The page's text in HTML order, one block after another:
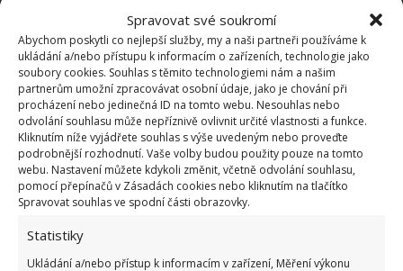
Spravovat své soukromí
Abychom poskytli co nejlepší služby, my a naši partneři používáme k
ukládání a/nebo přístupu k informacím o zařízeních, technologie jako
soubory cookies. Souhlas s těmito technologiemi nám a našim
partnerům umožní zpracovávat osobní údaje, jako je chování při
procházení nebo jedinečná ID na tomto webu. Nesouhlas nebo
odvolání souhlasu může nepříznivě ovlivnit určité vlastnosti a funkce.
Kliknutím níže vyjádřete souhlas s výše uvedeným nebo proveďte
podrobnější rozhodnutí. Vaše volby budou použity pouze na tomto
webu. Nastavení můžete kdykoli změnit, včetně odvolání souhlasu,
pomocí přepínačů v Zásadách cookies nebo kliknutím na tlačítko
Spravovat souhlas ve spodní části obrazovky.
Statistiky
Ukládání a/nebo přístup k informacím v zařízení, Měření výkonu
zhruba 5 hodin světla, a zaléváte ji maximálně
jednou za tři až čtyři týdny, tak si můžete být jisti
tím, že má tento druh pokojové rostliny vše, co ke
svému životu potřebuje.
Tchýnin jazyk
Tuto rostlinu zná každý jak podle názvu, tak podle
vzhledu. To, že byla v minulosti v domácnostech tak
narušovat rodinné vztahy. Byla populární proto, že